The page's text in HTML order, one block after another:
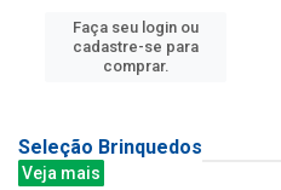
Faça seu login ou
cadastre-se para
comprar.
Seleção Brinquedos
Veja mais